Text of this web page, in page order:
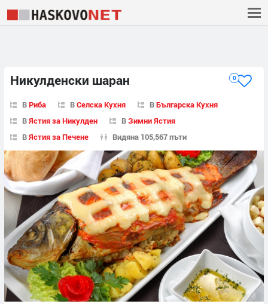
Никулденски шаран 0
ВРиба ВСелска Кухня ВБългарска Кухня
ВЯстия за Никулден ВЗимни Ястия
ВЯстия за Печене Видяна 105,567 пъти